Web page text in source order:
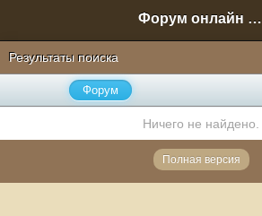
Форум онлайн игры "Новая Эра" (Нюра Биз)
Результаты поиска
Форум
Ничего не найдено.
Полная версия